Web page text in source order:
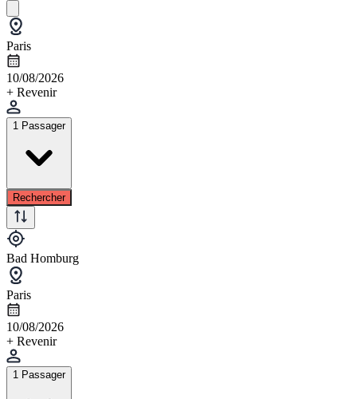
Paris
10/08/2026
+ Revenir
1 Passager
Rechercher
Bad Homburg
Paris
10/08/2026
+ Revenir
1 Passager